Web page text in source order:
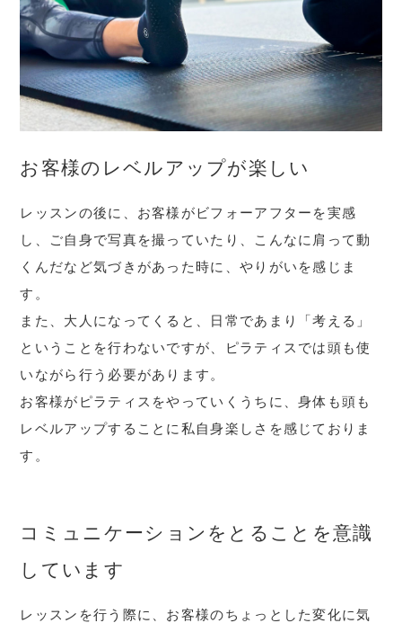
お客様のレベルアップが楽しい
レッスンの後に、お客様がビフォーアフターを実感
し、ご自身で写真を撮っていたり、こんなに肩って動
くんだなど気づきがあった時に、やりがいを感じま
す。
また、大人になってくると、日常であまり「考える」
ということを行わないですが、ピラティスでは頭も使
いながら行う必要があります。
お客様がピラティスをやっていくうちに、身体も頭も
レベルアップすることに私自身楽しさを感じておりま
す。
コミュニケーションをとることを意識
しています
レッスンを行う際に、お客様のちょっとした変化に気